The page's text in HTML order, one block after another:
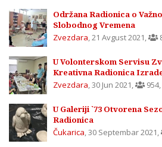
Održana Radionica o
Slobodnog Vremena
Zvezdara,21 Avgust 2021,
U Volonterskom Servisu
Kreativna Radionica
Zvezdara,30 Jun 2021, 954,
U Galeriji `73 Otvorena
Radionica
Čukarica,30 Septembar 2021,